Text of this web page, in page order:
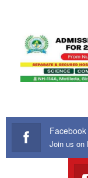
Facebook
Join us on